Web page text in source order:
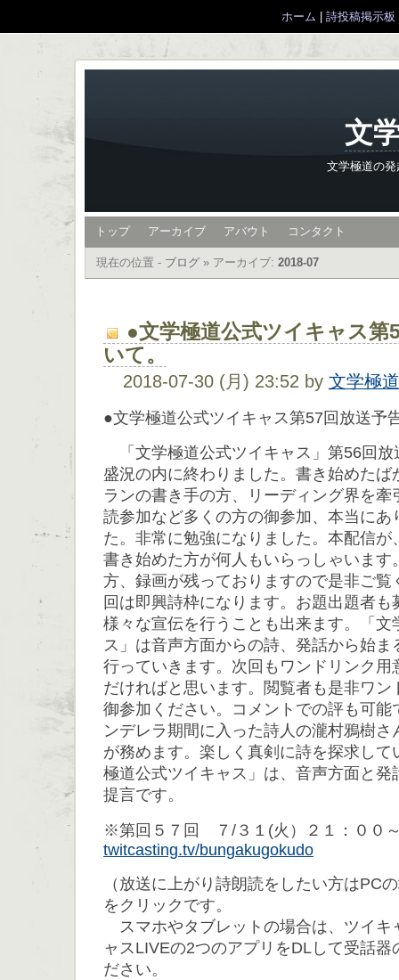
ホーム 詩投稿掲示板
文
文学極道の
トップ アーカイブ アバウト コンタクト
現在の位置 - ブログ » アーカイブ: 2018-07
●文学極道公式ツイキャス第
いて。
2018-07-30 (月) 23:52 by 文学極
●文学極道公式ツイキャス第57回放送予
「文学極道公式ツイキャス」第56回放
盛況の内に終わりました。書き始めたば
ランの書き手の方、リーディング界を
読参加など多くの方の御参加、本当にあ
た。非常に勉強になりました。本配信が
書き始めた方が何人もいらっしゃいます
方、録画が残っておりますので是非ご覧
回は即興詩枠になります。お題出題者
様々な宣伝を行うことも出来ます。「文
ス」は音声方面からの詩、発話から始ま
行っていきます。次回もワンドリンク用
だければと思います。閲覧者も是非ワン
御参加ください。コメントでの評も可能
ンデレラ期間に入った詩人の瀧村鴉樹
が務めます。楽しく真剣に詩を探求して
極道公式ツイキャス」は、音声方面と発
提言です。
※第回５７回 ７/３１(火）２１：００
twitcasting.tv/bungakugokudo
（放送に上がり詩朗読をしたい方はPC
をクリックです。
スマホやタブレットの場合は、ツイキ
ャスLIVEの2つのアプリをDLして受話
ださい。